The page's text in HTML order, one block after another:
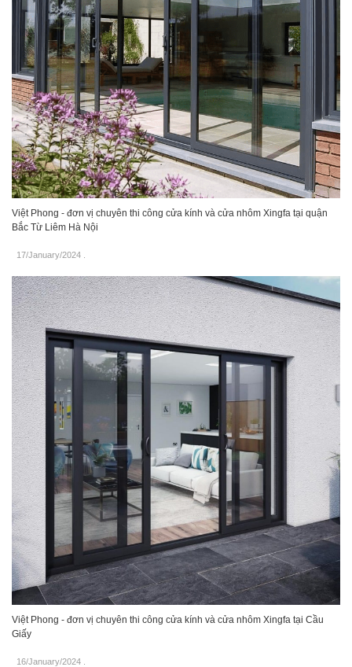
Việt Phong - đơn vị chuyên thi công cửa kính và cửa nhôm Xingfa tại quận
Bắc Từ Liêm Hà Nội
17/January/2024
Việt Phong - đơn vị chuyên thi công cửa kính và cửa nhôm Xingfa tại Cầu
Giấy
16/January/2024